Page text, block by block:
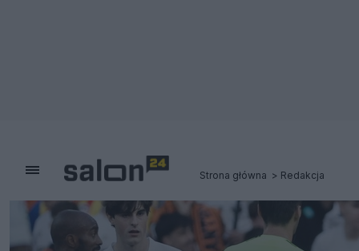
Strona główna Redakcja